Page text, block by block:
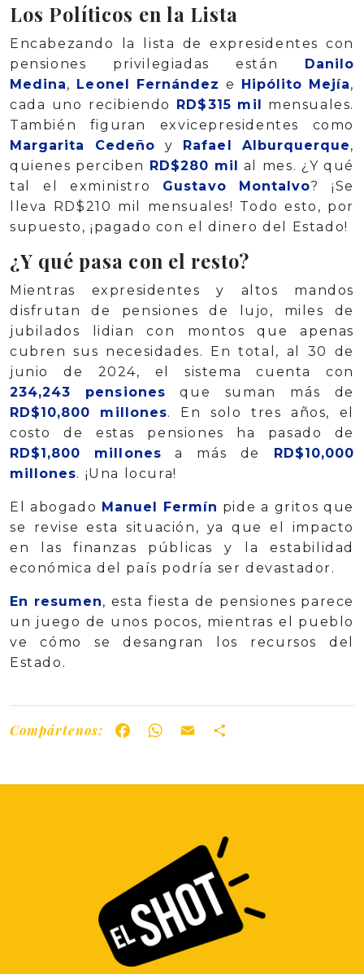
Los Políticos en la Lista
Encabezando la lista de expresidentes con
pensiones privilegiadas están Danilo
Medina, Leonel Fernández e Hipólito Mejía,
cada uno recibiendo RD$315 mil mensuales.
También figuran exvicepresidentes como
Margarita Cedeño y Rafael Alburquerque,
quienes perciben RD$280 mil al mes. ¿Y qué
tal el exministro Gustavo Montalvo? ¡Se
lleva RD$210 mil mensuales! Todo esto, por
supuesto, ¡pagado con el dinero del Estado!
¿Y qué pasa con el resto?
Mientras expresidentes y altos mandos
disfrutan de pensiones de lujo, miles de
jubilados lidian con montos que apenas
cubren sus necesidades. En total, al 30 de
junio de 2024, el sistema cuenta con
234,243 pensiones que suman más de
RD$10,800 millones. En solo tres años, el
costo de estas pensiones ha pasado de
RD$1,800 millones a más de RD$10,000
millones. ¡Una locura!
El abogado Manuel Fermín pide a gritos que
se revise esta situación, ya que el impacto
en las finanzas públicas y la estabilidad
económica del país podría ser devastador.
En resumen, esta fiesta de pensiones parece
un juego de unos pocos, mientras el pueblo
ve cómo se desangran los recursos del
Estado.
Compártenos: FacebookWhatsApp
Email